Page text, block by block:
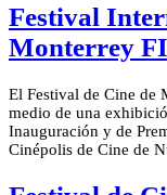
Festival
Monterrey
El Festival de Cine de
medio de una
Inauguración y de
Cinépolis de Cine de